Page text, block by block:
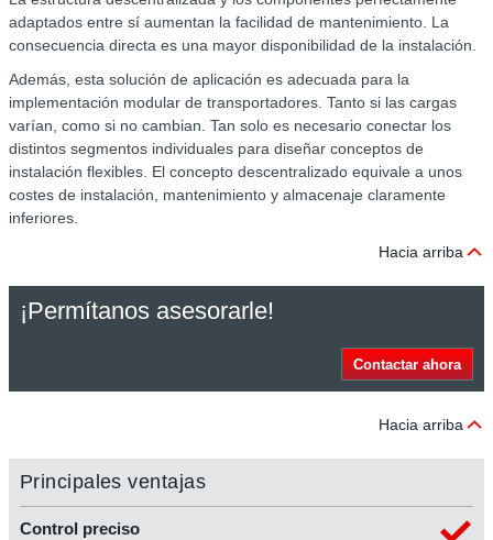
adaptados entre sí aumentan la facilidad de mantenimiento. La
consecuencia directa es una mayor disponibilidad de la instalación.
Además, esta solución de aplicación es adecuada para la
implementación modular de transportadores. Tanto si las cargas
varían, como si no cambian. Tan solo es necesario conectar los
distintos segmentos individuales para diseñar conceptos de
instalación flexibles. El concepto descentralizado equivale a unos
costes de instalación, mantenimiento y almacenaje claramente
inferiores.
Hacia arriba
¡Permítanos asesorarle!
Contactar ahora
Hacia arriba
Principales ventajas
Control preciso